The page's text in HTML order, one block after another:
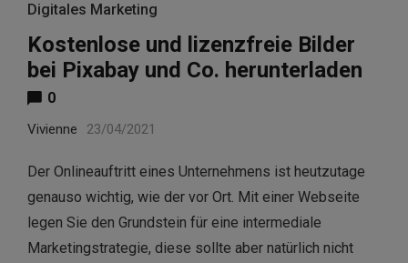
Digitales Marketing
Kostenlose und lizenzfreie Bilder
bei Pixabay und Co. herunterladen
0
Vivienne 23/04/2021
Der Onlineauftritt eines Unternehmens ist heutzutage
genauso wichtig, wie der vor Ort. Mit einer Webseite
legen Sie den Grundstein für eine intermediale
Marketingstrategie, diese sollte aber natürlich nicht